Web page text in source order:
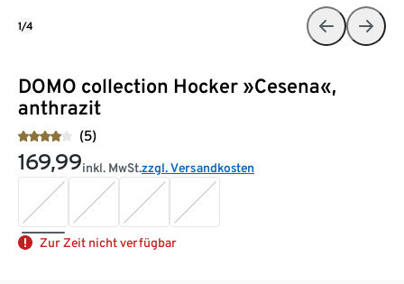
DOMO collection Hocker »Cesena«,
anthrazit
(5)
169,99inkl. MwSt.zzgl. Versandkosten
Zur Zeit nicht verfügbar
1/4